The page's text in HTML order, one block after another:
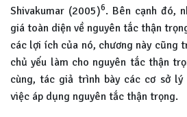
Shivakumar (2005)6. Bên cạnh đó,
giá toàn diện về nguyên tắc thận
các lợi ích của nó, chương này cũng
chủ yếu làm cho nguyên tắc thận
cùng, tác giả trình bày các cơ sở
việc áp dụng nguyên tắc thận trọng.